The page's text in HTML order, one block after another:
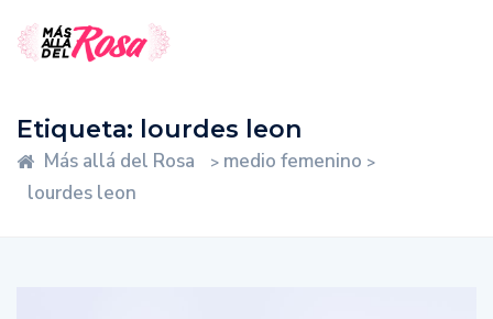
Etiqueta: lourdes leon
Más allá del Rosa > medio femenino >
lourdes leon